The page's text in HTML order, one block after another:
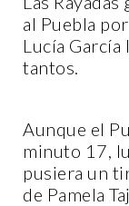
al Puebla
Lucía
tantos.
Aunque el
minuto 17,
pusiera un
de Pamela